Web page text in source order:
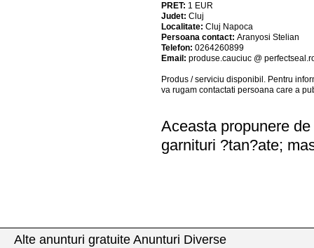
PRET: 1 EUR
Judet: Cluj
Localitate: Cluj Napoca
Persoana contact: Aranyosi Stelian
Telefon: 0264260899
Email: produse.cauciuc @
Produs / serviciu disponibil . Pentru
va rugam contactati persoana care a
Aceasta propunere
garnituri ?tan?ate;
Alte anunturi gratuite Anunturi Diverse